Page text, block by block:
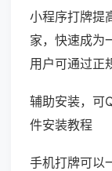
小程序打牌提
家，快速成为
用户可通过正
辅助安装，可
件安装教程
手机打牌可以